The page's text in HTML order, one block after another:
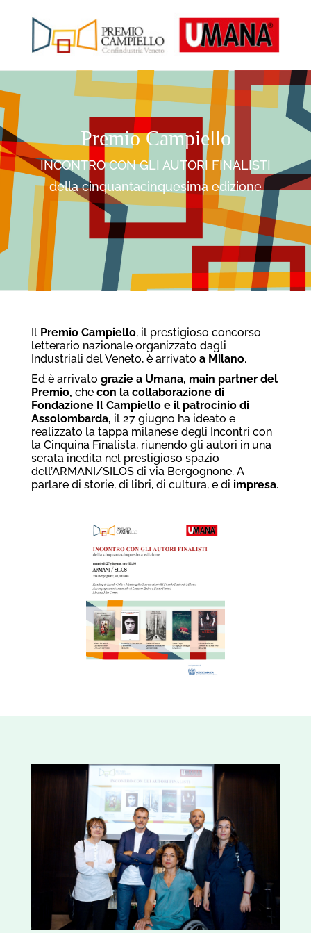
Premio Campiello
INCONTRO CON GLI AUTORI FINALISTI
della cinquantacinquesima edizione
Il Premio Campiello, il prestigioso concorso
letterario nazionale organizzato dagli
Industriali del Veneto, è arrivato a Milano.
Ed è arrivato grazie a Umana, main partner del
Premio, che con la collaborazione di
Fondazione Il Campiello e il patrocinio di
Assolombarda, il 27 giugno ha ideato e
realizzato la tappa milanese degli Incontri con
la Cinquina Finalista, riunendo gli autori in una
serata inedita nel prestigioso spazio
dell’ARMANI/SILOS di via Bergognone. A
parlare di storie, di libri, di cultura, e di impresa.